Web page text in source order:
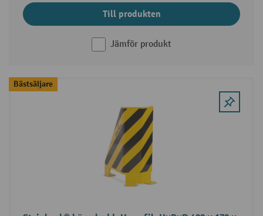
Till produkten
Jämför produkt
Bästsäljare